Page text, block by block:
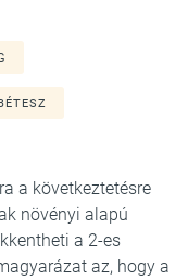
a következtetésre
növényi alapú
a 2-es
az, hogy a